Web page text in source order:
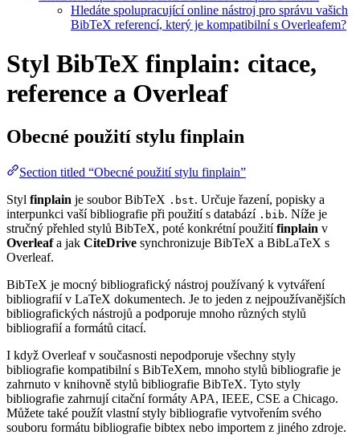
Hledáte spolupracující online nástroj pro správu vašich
BibTeX referencí, který je kompatibilní s Overleafem?
Styl BibTeX finplain: citace,
reference a Overleaf
Obecné použití stylu finplain
Section titled “Obecné použití stylu finplain”
Styl finplain je soubor BibTeX .bst. Určuje řazení, popisky a
interpunkci vaší bibliografie při použití s databází .bib. Níže je
stručný přehled stylů BibTeX, poté konkrétní použitífinplain v
Overleafa jak CiteDrive synchronizuje BibTeX a BibLaTeX s
Overleaf.
BibTeX je mocný bibliografický nástroj používaný k vytváření
bibliografií v LaTeX dokumentech. Je to jeden z nejpoužívanějších
bibliografických nástrojů a podporuje mnoho různých stylů
bibliografií a formátů citací.
I když Overleaf v současnosti nepodporuje všechny styly
bibliografie kompatibilní s BibTeXem, mnoho stylů bibliografie je
zahrnuto v knihovně stylů bibliografie BibTeX. Tyto styly
bibliografie zahrnují citační formáty APA, IEEE, CSE a Chicago.
Můžete také použít vlastní styly bibliografie vytvořením svého
souboru formátu bibliografie bibtex nebo importem z jiného zdroje.